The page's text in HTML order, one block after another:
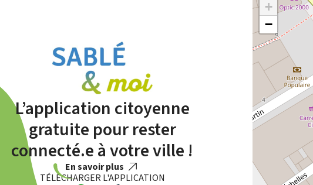
L’application citoyenne
gratuite pour rester
connecté.e à votre ville !
En savoir plus
TÉLÉCHARGER L'APPLICATION
+
−